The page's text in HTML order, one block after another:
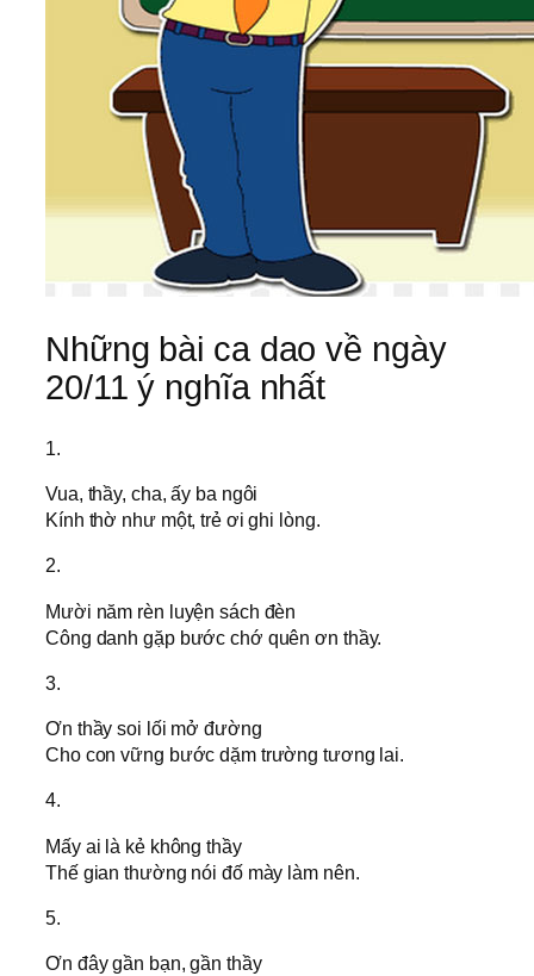
Những bài ca dao về ngày
20/11 ý nghĩa nhất
1.
Vua, thầy, cha, ấy ba ngôi
Kính thờ như một, trẻ ơi ghi lòng.
2.
Mười năm rèn luyện sách đèn
Công danh gặp bước chớ quên ơn thầy.
3.
Ơn thầy soi lối mở đường
Cho con vững bước dặm trường tương lai.
4.
Mấy ai là kẻ không thầy
Thế gian thường nói đố mày làm nên.
5.
Ơn đây gần bạn, gần thầy